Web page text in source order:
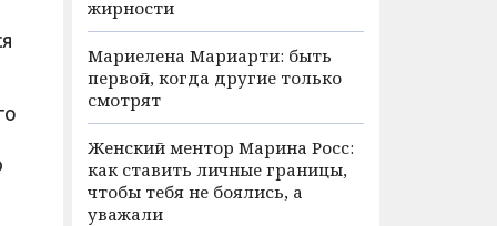
жирности
Мариелена Мариарти: быть
первой, когда другие только
смотрят
Женский ментор Марина Росс:
как ставить личные границы,
чтобы тебя не боялись, а
уважали